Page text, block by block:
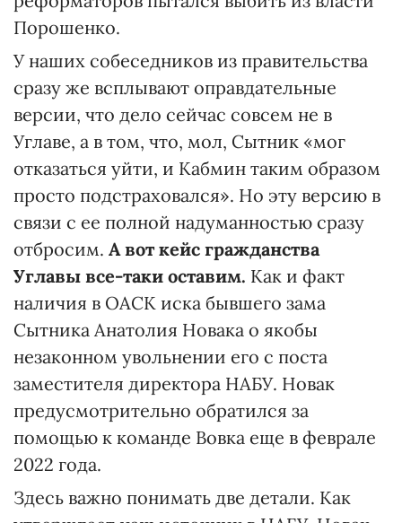
Порошенко.
У наших собеседников из правительства
сразу же всплывают оправдательные
версии, что дело сейчас совсем не в
Углаве, а в том, что, мол, Сытник «мог
отказаться уйти, и Кабмин таким образом
просто подстраховался». Но эту версию в
связи с ее полной надуманностью сразу
отбросим. А вот кейс гражданства
Углавы все-таки оставим. Как и факт
наличия в ОАСК иска бывшего зама
Сытника Анатолия Новака о якобы
незаконном увольнении его с поста
заместителя директора НАБУ. Новак
предусмотрительно обратился за
помощью к команде Вовка еще в феврале
2022 года.
Здесь важно понимать две детали. Как